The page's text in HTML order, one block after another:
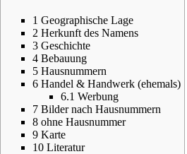
1 Geographische Lage
2 Herkunft des Namens
3 Geschichte
4 Bebauung
5 Hausnummern
6 Handel & Handwerk (ehemals)
6.1 Werbung
7 Bilder nach Hausnummern
8 ohne Hausnummer
9 Karte
10 Literatur